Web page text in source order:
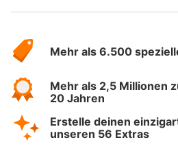
Hotelspecials
Mehr als 6.500
Mehr als 2,5 Millionen
20 Jahren
Erstelle deinen
unseren 56 Extras